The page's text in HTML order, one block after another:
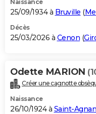
Naissance
25/09/1934 à Bruville (
Décès
25/03/2026 à Cenon (
Odette MARION
Créer une cagnotte
Naissance
26/10/1924 à Saint-Agnan